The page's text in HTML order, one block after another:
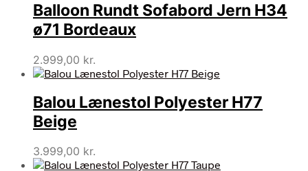
Balloon Rundt Sofabord Jern H34
ø71 Bordeaux
2.999,00 kr.
Balou Lænestol Polyester H77
Beige
3.999,00 kr.